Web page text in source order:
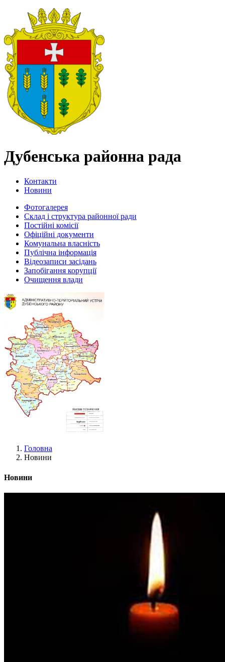
Дубенська районна рада
Контакти
Новини
Фотогалерея
Склад і структура районної ради
Постійні комісії
Офіційні документи
Комунальна власність
Публічна інформація
Відеозаписи засідань
Запобігання корупції
Очищення влади
Головна
Новини
Новини